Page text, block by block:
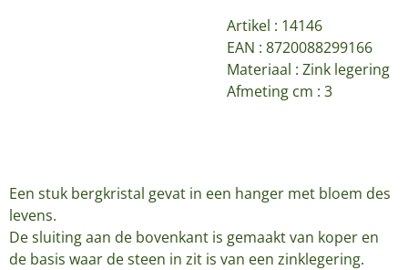
Artikel : 14146
EAN : 8720088299166
Materiaal : Zink legering
Afmeting cm : 3
Een stuk bergkristal gevat in een hanger met bloem des
levens.
De sluiting aan de bovenkant is gemaakt van koper en
de basis waar de steen in zit is van een zinklegering.